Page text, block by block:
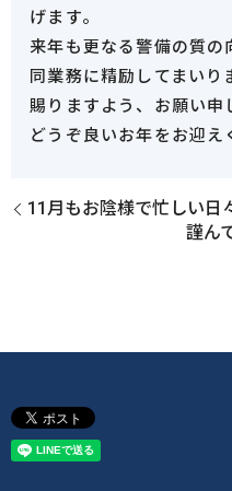
げます。
来年も更なる警備の質の
同業務に精励してまいり
賜りますよう、お願い申
どうぞ良いお年をお迎え
11月もお陰様で忙しい日
謹ん